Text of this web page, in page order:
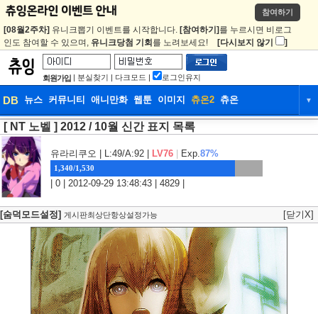
참여하기
[08월2주차] 유니크뽑기 이벤트를 시작합니다. [참여하기] 를 누르시면 비로그
인도 참여할 수 있으며, 유니크당첨 기회 를 노려보세요! [다시보지 않기 ]
회원가입 | 분실찾기 | 다크모드 | 로그인유지
DB 뉴스 커뮤니티 애니만화 웹툰 이미지 츄온2 츄온 ▼
DB 뉴스 커뮤니티
웹툰 이미지 츄온2
[ NT 노벨 ] 2012 / 10월 신간 표지 목록
유라리쿠오 | L:49/A:92 | LV76 Exp.87%
1,340/1,530
| 0 | 2012-09-29 13:48:43 | 4829 |
[숨덕모드설정] 게시판최상단항상설정가능 [닫기X]